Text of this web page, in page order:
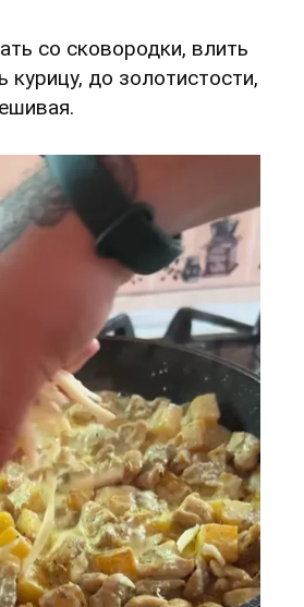
со сковородки, влить
курицу, до золотистости,